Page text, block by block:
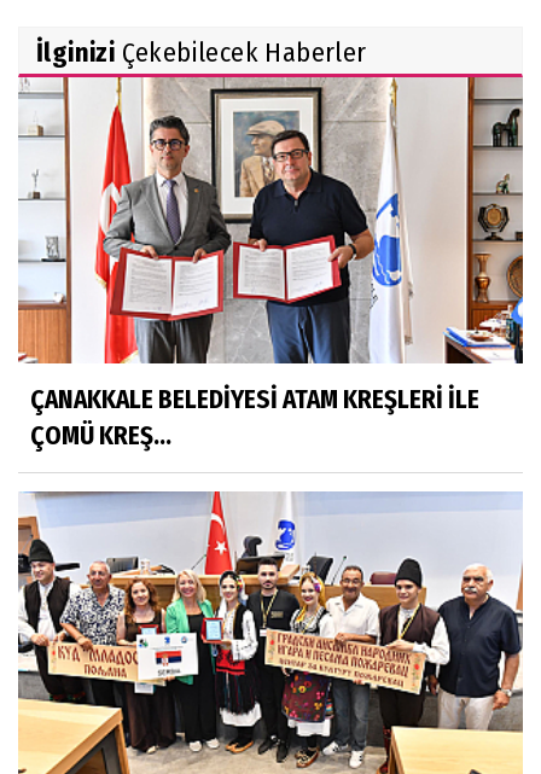
İlginizi Çekebilecek Haberler
ÇANAKKALE BELEDİYESİ ATAM KREŞLERİ İLE
ÇOMÜ KREŞ...